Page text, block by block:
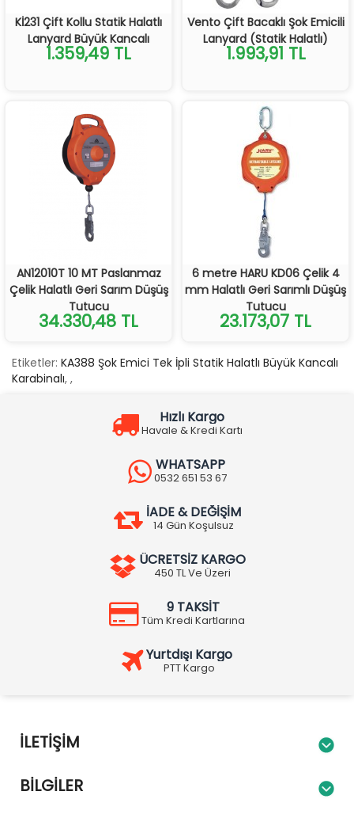
Kİ231 Çift Kollu Statik Halatlı
Lanyard Büyük Kancalı
1.359,49 TL
Vento Çift Bacaklı Şok Emicili
Lanyard (Statik Halatlı)
1.993,91 TL
AN12010T 10 MT Paslanmaz
Çelik Halatlı Geri Sarım Düşüş
Tutucu
34.330,48 TL
6 metre HARU KD06 Çelik 4
mm Halatlı Geri Sarımlı Düşüş
Tutucu
23.173,07 TL
Etiketler: KA388 Şok Emici Tek İpli Statik Halatlı Büyük Kancalı
Karabinalı, ,
Hızlı Kargo
Havale & Kredi Kartı
WHATSAPP
0532 651 53 67
İADE & DEĞİŞİM
14 Gün Koşulsuz
ÜCRETSİZ KARGO
450 TL Ve Üzeri
9 TAKSİT
Tüm Kredi Kartlarına
Yurtdışı Kargo
PTT Kargo
İLETIŞIM
BILGILER